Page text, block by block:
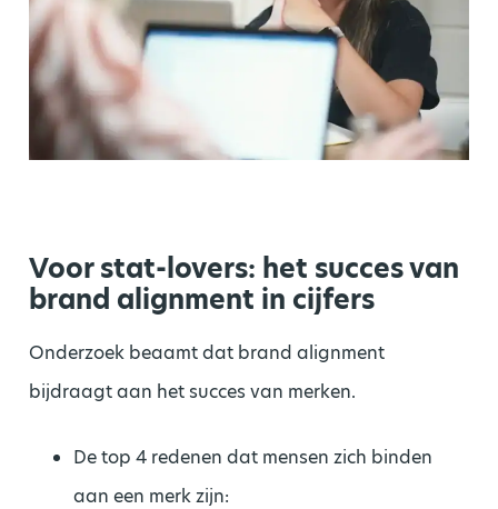
Voor stat-lovers: het succes van
brand alignment in cijfers
Onderzoek beaamt dat brand alignment
bijdraagt aan het succes van merken.
De top 4 redenen dat mensen zich binden
aan een merk zijn: